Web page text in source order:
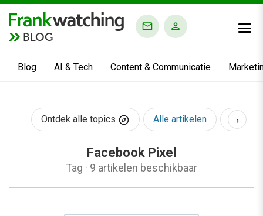
BLOG
Blog AI & Tech Content & Communicatie
Ontdek alle topics Alle artikelen AI &
›
Facebook Pixel
Tag · 9 artikelen beschikbaar